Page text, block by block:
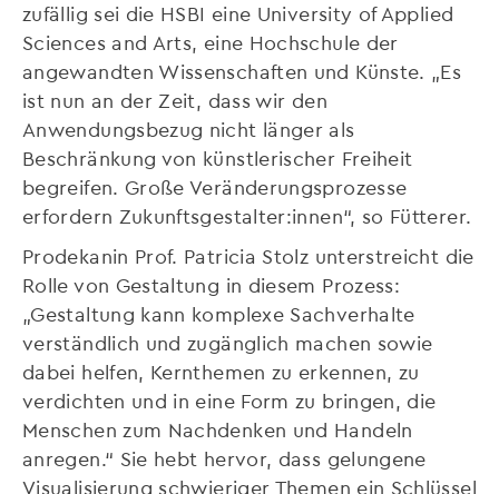
zufällig sei die HSBI eine University of Applied
Sciences and Arts, eine Hochschule der
angewandten Wissenschaften und Künste. „Es
ist nun an der Zeit, dass wir den
Anwendungsbezug nicht länger als
Beschränkung von künstlerischer Freiheit
begreifen. Große Veränderungsprozesse
erfordern Zukunftsgestalter:innen“, so Fütterer.
Prodekanin Prof. Patricia Stolz unterstreicht die
Rolle von Gestaltung in diesem Prozess:
„Gestaltung kann komplexe Sachverhalte
verständlich und zugänglich machen sowie
dabei helfen, Kernthemen zu erkennen, zu
verdichten und in eine Form zu bringen, die
Menschen zum Nachdenken und Handeln
anregen.“ Sie hebt hervor, dass gelungene
Visualisierung schwieriger Themen ein Schlüssel